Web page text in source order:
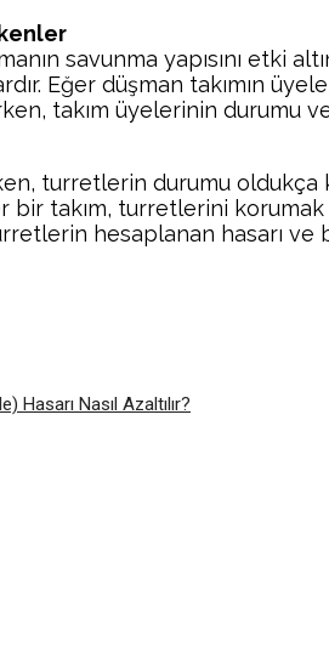
savunma yapısını etki
Eğer düşman takımın
takım üyelerinin durumu
turretlerin durumu
bir takım, turretlerini
hesaplanan hasarı ve
Hasarı Nasıl Azaltılır?